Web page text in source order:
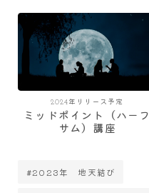
2024年リリース予定
ミッドポイント（ハーフ
サム）講座
#2023年 地天結び